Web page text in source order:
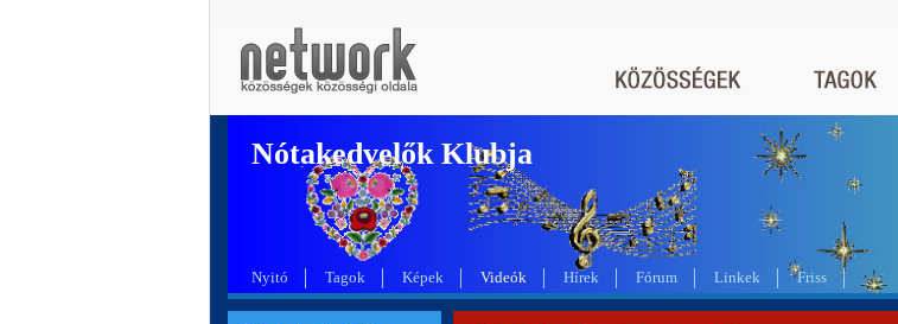
Nótakedvelők Klubja
Nyitó Tagok Képek Videók Hírek Fórum Linkek Friss